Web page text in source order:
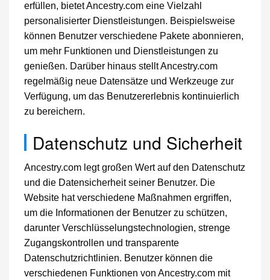
erfüllen, bietet Ancestry.com eine Vielzahl
personalisierter Dienstleistungen. Beispielsweise
können Benutzer verschiedene Pakete abonnieren,
um mehr Funktionen und Dienstleistungen zu
genießen. Darüber hinaus stellt Ancestry.com
regelmäßig neue Datensätze und Werkzeuge zur
Verfügung, um das Benutzererlebnis kontinuierlich
zu bereichern.
Datenschutz und Sicherheit
Ancestry.com legt großen Wert auf den Datenschutz
und die Datensicherheit seiner Benutzer. Die
Website hat verschiedene Maßnahmen ergriffen,
um die Informationen der Benutzer zu schützen,
darunter Verschlüsselungstechnologien, strenge
Zugangskontrollen und transparente
Datenschutzrichtlinien. Benutzer können die
verschiedenen Funktionen von Ancestry.com mit